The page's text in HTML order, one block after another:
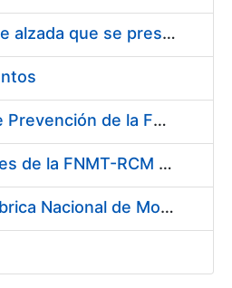
Servicios de una empresa externa para el asesoramiento y resolución de los recursos de alzada que se presentan relacionados con procesos de selección para la FNMT-RCM
Servicio de Calibración y Verificación Externa de los Equipos de Medición del Servicio de Prevención de la FNMT-RCM
Conexión mediante Fibra Óptica de los Centros de Proceso de Datos (CPDs) de las sedes de la FNMT-RCM de Burgos y Madrid
Contratación de acuerdo marco para el Suministro de Material de Electricidad para la Fábrica Nacional de Moneda y Timbre-Real Casa de la Moneda en su centro de trabajo de Burgos